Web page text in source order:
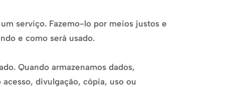
serviço. Fazemo-lo por meios justos e
e como será usado.
Quando armazenamos dados,
divulgação, cópia, uso ou